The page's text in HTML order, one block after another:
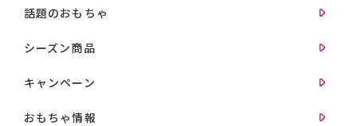
話題のおもちゃ
シーズン商品
キャンペーン
おもちゃ情報